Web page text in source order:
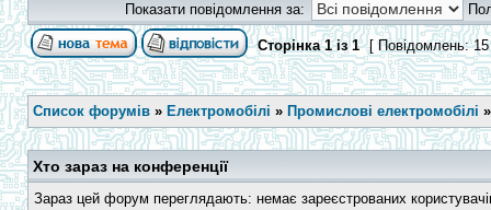
Показати повідомлення за:
Сторінка1із1 [ Повідомлень:
Список форумів » Електромобілі » Промислові електромобілі
Хто зараз на конференції
Зараз цей форум переглядають: немає зареєстрованих